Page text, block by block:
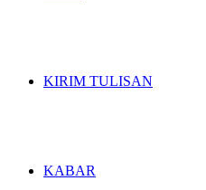
KIRIM TULISAN
KABAR